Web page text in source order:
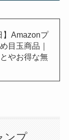
】Amazonプ
目玉商品｜
やお得な無